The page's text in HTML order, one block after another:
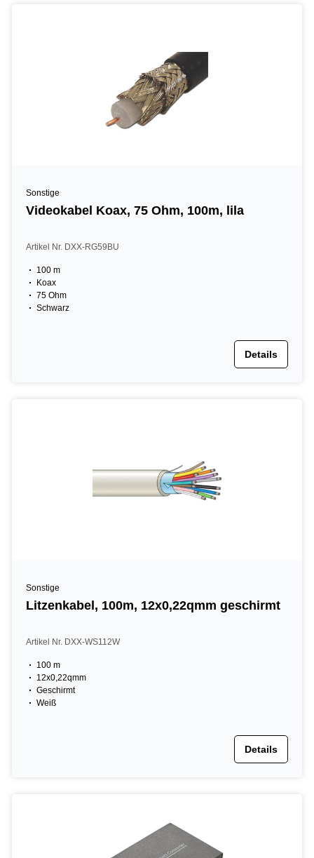
Sonstige
Videokabel Koax, 75 Ohm, 100m, lila
Artikel Nr. DXX-RG59BU
100 m
Koax
75 Ohm
Schwarz
Details
Sonstige
Litzenkabel, 100m, 12x0,22qmm geschirmt
Artikel Nr. DXX-WS112W
100 m
12x0,22qmm
Geschirmt
Weiß
Details